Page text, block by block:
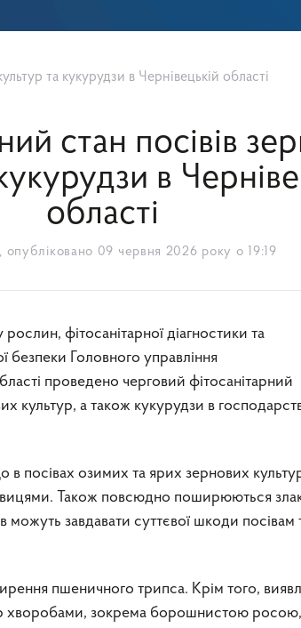
та кукурудзи в Чернівецькій області
стан посівів
в
області
, опубліковано 09 червня 2026 року о 19:19
безпеки Головного управління
проведено черговий фітосанітарний
культур, а також кукурудзи в
в посівах озимих та ярих зернових
Також повсюдно поширюються
завдавати суттєвої шкоди посівам
пшеничного трипса. Крім того,
хворобами, зокрема борошнистою росою,